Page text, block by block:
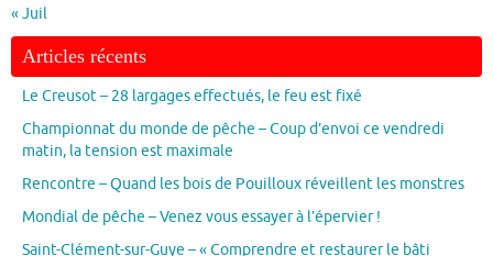
« Juil
Articles récents
Le Creusot – 28 largages effectués, le feu est fixé
Championnat du monde de pêche – Coup d’envoi ce vendredi
matin, la tension est maximale
Rencontre – Quand les bois de Pouilloux réveillent les monstres
Mondial de pêche – Venez vous essayer à l’épervier !
Saint-Clément-sur-Guye – « Comprendre et restaurer le bâti